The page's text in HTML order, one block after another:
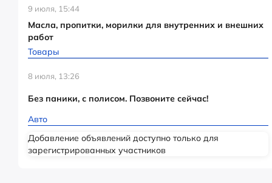
9 июля, 15:44
Масла, пропитки, морилки для внутренних и внешних
работ
Товары
8 июля, 13:26
Без паники, с полисом. Позвоните сейчас!
Авто
Добавление объявлений доступно только для
зарегистрированных участников